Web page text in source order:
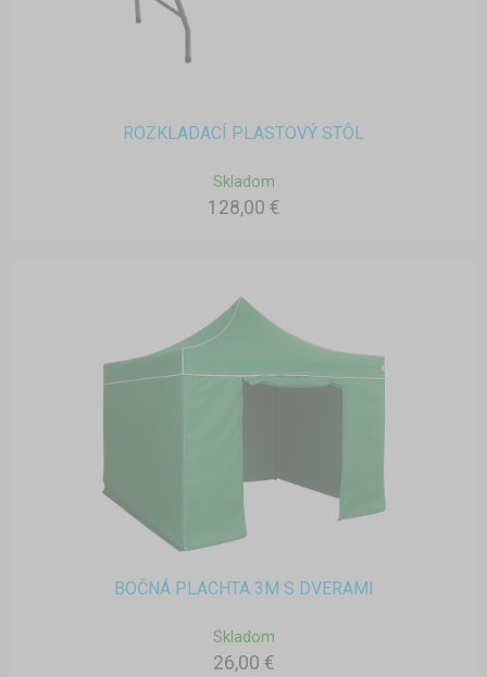
ROZKLADACÍ PLASTOVÝ STÔL
Skladom
128,00 €
BOČNÁ PLACHTA 3M S DVERAMI
Skladom
26,00 €